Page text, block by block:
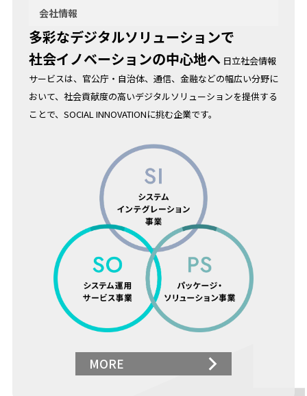
会社情報
多彩なデジタルソリューションで
社会イノベーションの中心地へ 日立社会情報
サービスは、官公庁・自治体、通信、金融などの幅広い分野に
おいて、社会貢献度の高いデジタルソリューションを提供する
ことで、 SOCIAL INNOVATIONに挑む企業です。
MORE